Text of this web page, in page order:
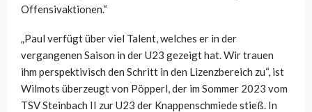
Offensivaktionen.“
„Paul verfügt über viel Talent, welches er in der
vergangenen Saison in der U23 gezeigt hat. Wir trauen
ihm perspektivisch den Schritt in den Lizenzbereich zu“, ist
Wilmots überzeugt von Pöpperl, der im Sommer 2023 vom
TSV Steinbach II zur U23 der Knappenschmiede stieß. In